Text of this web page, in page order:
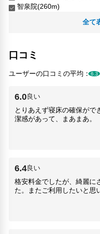
智泉院(260m)
東京証券取引所(460m)
銀行発祥の地(410m)
人気スポット
外源堂(4.12km)
新宿御苑(6.31km)
明治神宮(7.21km)
浅草(4.12km)
渋谷交差点(7.41km)
銀座(1.3km)
全て
口コミ
ユーザーの口コミの平均：6.3
6.0良い
とりあえず寝床の確保がで
潔感があって、まあまあ。
6.4良い
格安料金でしたが、綺麗に
た。またご利用したいと思